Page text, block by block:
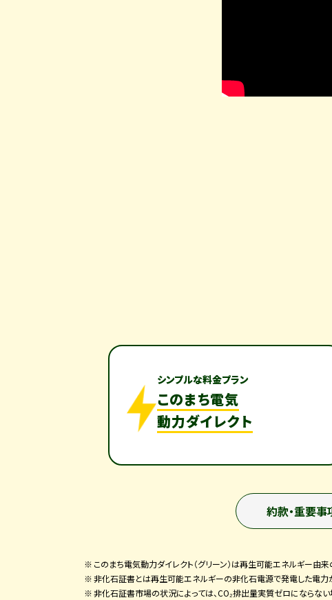
シンプルな料金プラン
このまち電気
動力ダイレクト
約款・重要事
このまち電気動力ダイレクト（グリーン）は再生可能エネルギー由
非化石証書とは再生可能エネルギーの非化石電源で発電した電力か
非化石証書市場の状況によっては、CO₂排出量実質ゼロにならない